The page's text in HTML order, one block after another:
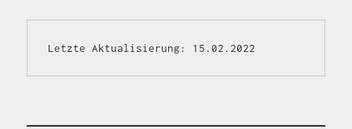
Letzte Aktualisierung: 15.02.2022